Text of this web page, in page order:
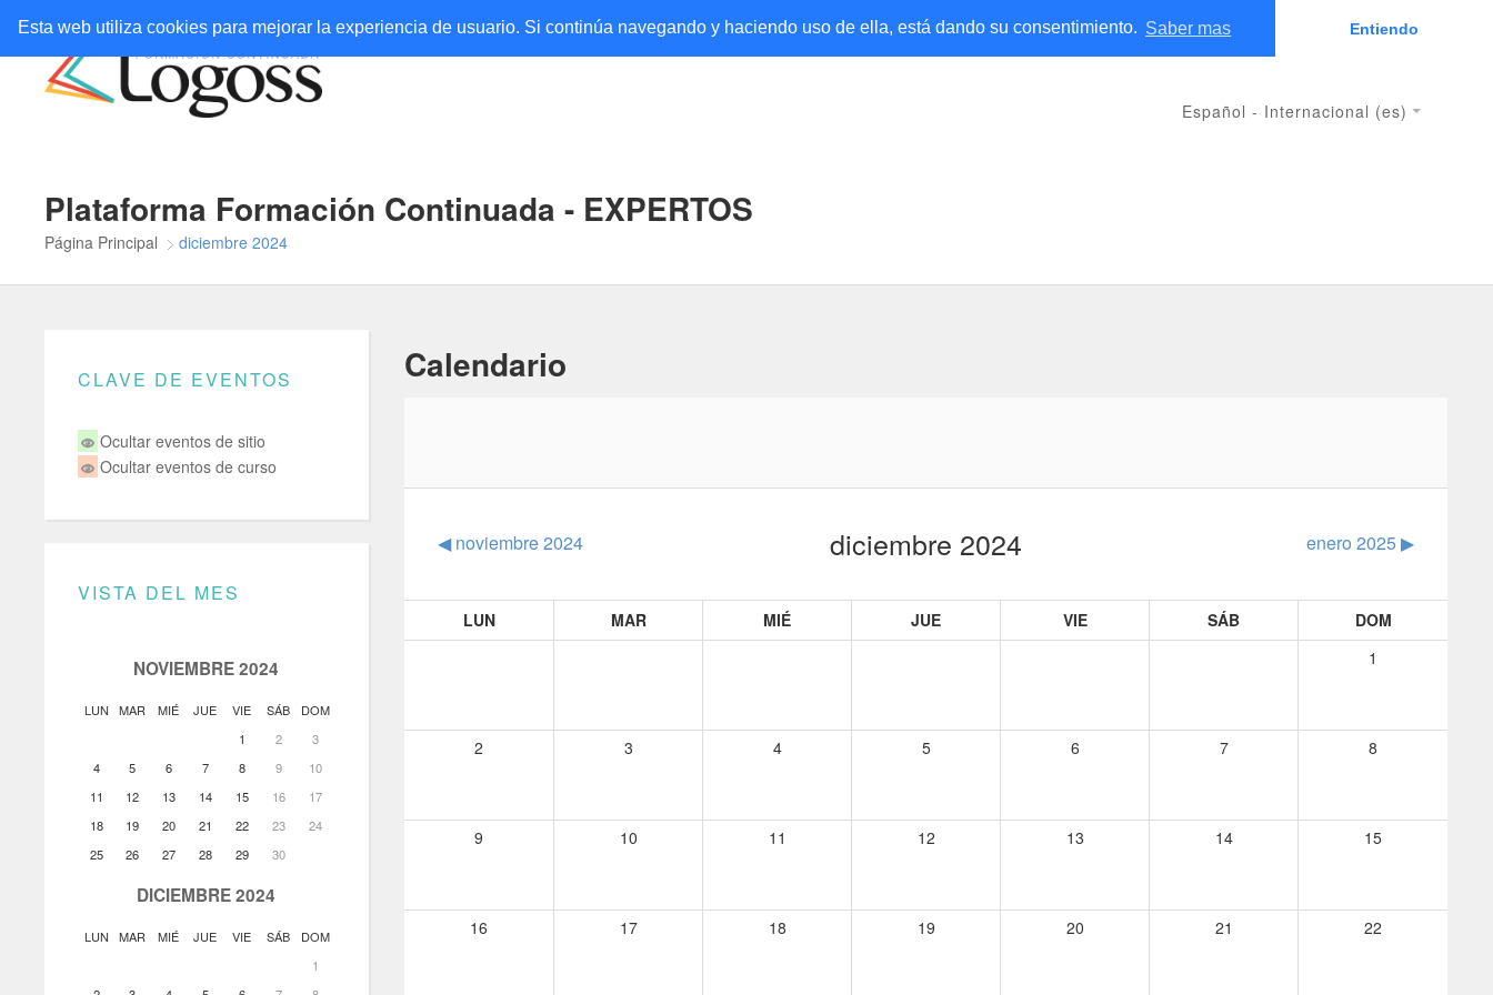
Esta web utiliza cookies para mejorar la experiencia de usuario. Si continúa navegando y haciendo uso de ella, está dando su consentimiento. Saber mas Entiendo
ACCEDER
Español - Internacional ‎(es)‎
Plataforma Formación Continuada - EXPERTOS
Página Principal diciembre 2024
Calendario
◀︎ noviembre 2024 diciembre 2024 enero 2025▶︎
LUN MAR MIÉ JUE VIE SÁB
DOM
1
2 3 4 5 6 7 8
9 10 11 12 13 14 15
16 17 18 19 20 21 22
CLAVE DE EVENTOS
Ocultar eventos de sitio
Ocultar eventos de curso
VISTA DEL MES
NOVIEMBRE 2024
LUN MAR MIÉ JUE VIE SÁB
DOM
1
2
3
4
5 6 7 8 9
10
11
12 13 14 15 16
17
18
19 20 21 22 23
24
25
26 27 28 29 30
DICIEMBRE 2024
LUN MAR MIÉ JUE VIE SÁB
DOM
1